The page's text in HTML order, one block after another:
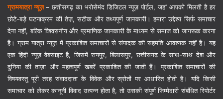
ग्रामयात्रा न्यूज़–छत्तीसगढ़ का भरोसेमंद डिजिटल न्यूज़ पोर्टल, जहां आपको मिलती है हर
छोटे-बड़े घटनाक्रम की तेज़, सटीक और तथ्यपूर्ण जानकारी। हमारा उद्देश्य सिर्फ समाचार
देना नहीं, बल्कि विश्वसनीय और प्रमाणिक जानकारी के माध्यम से समाज को जागरूक करना
है। ग्राम यात्रा न्यूज़ में प्रकाशित समाचारों से संपादक की सहमति आवश्यक नहीं है। यह
एक हिंदी न्यूज़ वेबसाइट है, जिसमें रायपुर, बिलासपुर, छत्तीसगढ़ के साथ-साथ देश और
दुनिया की ताज़ा और महत्वपूर्ण खबरें प्रकाशित की जाती हैं। प्रकाशित समाचारों की
विषयवस्तु पूरी तरह संवाददाता के विवेक और स्रोतों पर आधारित होती है। यदि किसी
समाचार को लेकर कानूनी विवाद उत्पन्न होता है, तो उसकी संपूर्ण जिम्मेदारी संबंधित रिपोर्टर